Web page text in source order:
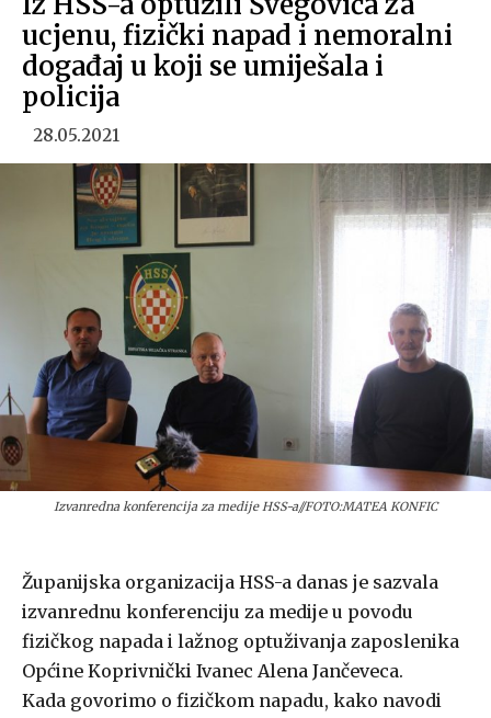
ucjenu, fizički napad i nemoralni
događaj u koji se umiješala i
policija
28.05.2021
Izvanredna konferencija za medije HSS-a//FOTO:MATEA KONFIC
Županijska organizacija HSS-a danas je sazvala
izvanrednu konferenciju za medije u povodu
fizičkog napada i lažnog optuživanja zaposlenika
Općine Koprivnički Ivanec Alena Jančeveca.
Kada govorimo o fizičkom napadu, kako navodi